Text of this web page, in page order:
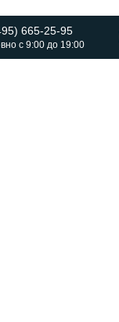
665-25-95
с 9:00 до 19:00